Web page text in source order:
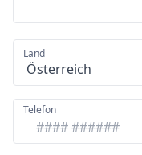
Land
Telefon